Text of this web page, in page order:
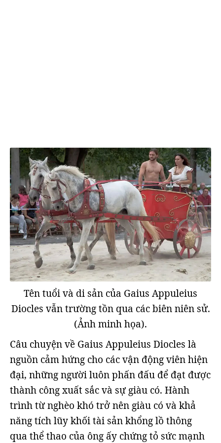
Tên tuổi và di sản của Gaius Appuleius
Diocles vẫn trường tồn qua các biên niên sử.
(Ảnh minh họa).
Câu chuyện về Gaius Appuleius Diocles là
nguồn cảm hứng cho các vận động viên hiện
đại, những người luôn phấn đấu để đạt được
thành công xuất sắc và sự giàu có. Hành
trình từ nghèo khó trở nên giàu có và khả
năng tích lũy khối tài sản khổng lồ thông
qua thể thao của ông ấy chứng tỏ sức mạnh